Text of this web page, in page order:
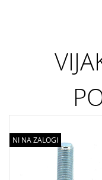
NI NA ZALOGI